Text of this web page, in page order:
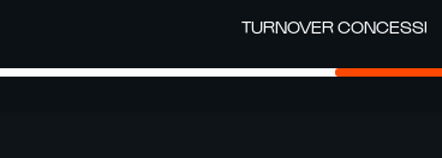
TURNOVER CONCESSI